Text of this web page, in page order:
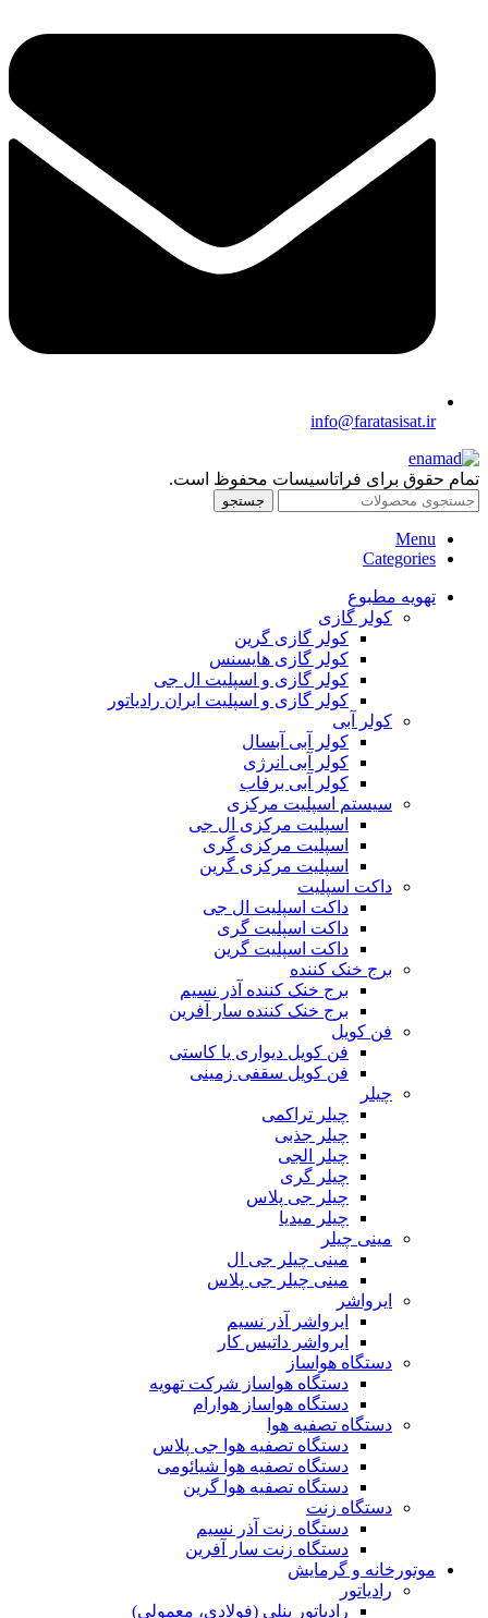
info@faratasisat.ir
تمام حقوق برای فراتاسیسات محفوظ است.
جستجو
Menu
Categories
تهویه مطبوع
کولر گازی
کولر گازی گرین
کولر گازی هایسنس
کولر گازی و اسپلیت ال جی
کولر گازی و اسپلیت ایران رادیاتور
کولر آبی
کولر آبی آبسال
کولر آبی انرژی
کولر آبی برفاب
سیستم اسپلیت مرکزی
اسپلیت مرکزی ال جی
اسپلیت مرکزی گری
اسپلیت مرکزی گرین
داکت اسپلیت
داکت اسپلیت ال جی
داکت اسپلیت گری
داکت اسپلیت گرین
برج خنک کننده
برج خنک کننده آذر نسیم
برج خنک کننده سار آفرین
فن کویل
فن کویل دیواری یا کاستی
فن کویل سقفی زمینی
چیلر
چیلر تراکمی
چیلر جذبی
چیلر الجی
چیلر گری
چیلر جی پلاس
چیلر میدیا
مینی چیلر
مینی چیلر جی ال
مینی چیلر جی پلاس
ایرواشر
ایرواشر آذر نسیم
ایرواشر داتیس کار
دستگاه هواساز
دستگاه هواساز شرکت تهویه
دستگاه هواساز هوارام
دستگاه تصفیه هوا
دستگاه تصفیه هوا جی پلاس
دستگاه تصفیه هوا شیائومی
دستگاه تصفیه هوا گرین
دستگاه زنت
دستگاه زنت آذر نسیم
دستگاه زنت سار آفرین
موتورخانه و گرمایش
رادیاتور
رادیاتور پنلی (فولادی، معمولی)